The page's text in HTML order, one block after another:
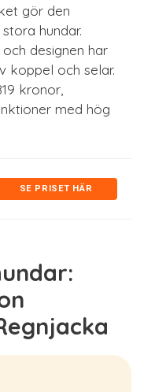
gör den
hundar.
designen har
koppel och selar.
kronor,
med hög
SE PRISET HÄR